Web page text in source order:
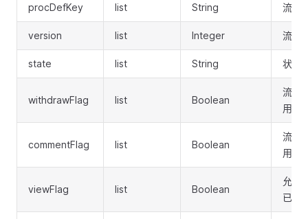
procDefKey list String 流程
version list Integer 流程
state list String 状态
withdrawFlag list Boolean
流程
用）
commentFlag list Boolean
流程
用）
viewFlag list Boolean
允许
已启